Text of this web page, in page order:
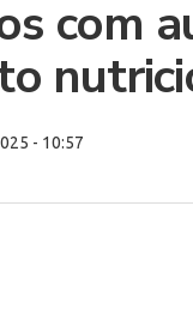
com
- 10:57